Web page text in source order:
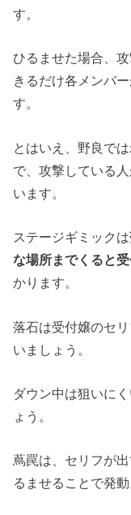
す。
ひるませた場合、
きるだけ各メンバ
す。
とはいえ、野良で
で、攻撃している
います。
ステージギミックは
な場所までくると
かります。
落石は受付嬢のセ
いましょう。
ダウン中は狙いに
ょう。
蔦罠は、セリフが
るませることで発動